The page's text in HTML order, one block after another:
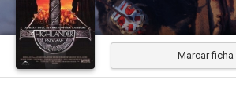
Marcar ficha